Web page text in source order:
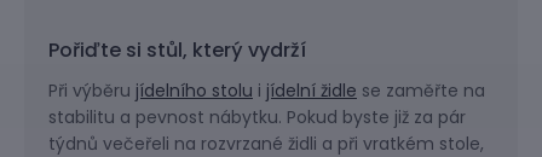
Pořiďte si stůl, který vydrží
Při výběru jídelního stolu i jídelní židle se zaměřte na
stabilitu a pevnost nábytku. Pokud byste již za pár
týdnů večeřeli na rozvrzané židli a při vratkém stole,